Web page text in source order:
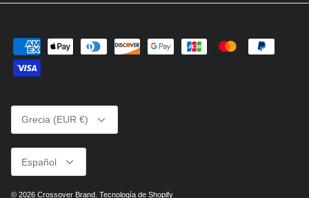
Moneda
Grecia (EUR €)
Idioma
Español
© 2026 Crossover Brand. Tecnología de Shopify